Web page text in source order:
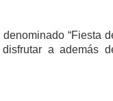
“Fiesta
a además